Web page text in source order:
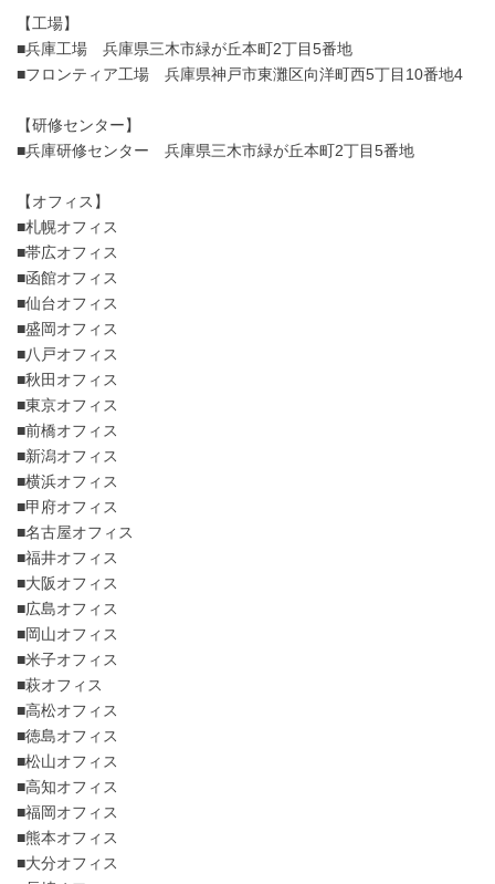
【工場】
■兵庫工場 兵庫県三木市緑が丘本町2丁目5番地
■フロンティア工場 兵庫県神戸市東灘区向洋町西5丁目10番地4
【研修センター】
■兵庫研修センター 兵庫県三木市緑が丘本町2丁目5番地
【オフィス】
■札幌オフィス
■帯広オフィス
■函館オフィス
■仙台オフィス
■盛岡オフィス
■八戸オフィス
■秋田オフィス
■東京オフィス
■前橋オフィス
■新潟オフィス
■横浜オフィス
■甲府オフィス
■名古屋オフィス
■福井オフィス
■大阪オフィス
■広島オフィス
■岡山オフィス
■米子オフィス
■萩オフィス
■高松オフィス
■徳島オフィス
■松山オフィス
■高知オフィス
■福岡オフィス
■熊本オフィス
■大分オフィス